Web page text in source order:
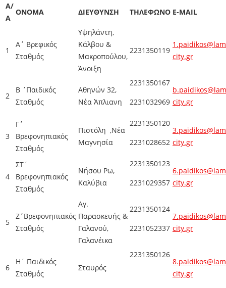
Α/
Α
ΟΝΟΜΑ ΔΙΕΥΘΥΝΣΗ ΤΗΛΕΦΩΝΟ E-MAIL
1
Α΄ Βρεφικός
Σταθμός
Υψηλάντη,
Κάλβου &
Μακροπούλου,
Άνοιξη
2231350119
city.gr
2
Β ΄Παιδικός
Σταθμός
Αθηνών 32,
Νέα Άπλιανη
2231350167
2231032969 city.gr
3
Γ΄
Βρεφονηπιακός
Σταθμός
Πιστόλη ,Νέα
Μαγνησία
2231350120
2231028652 city.gr
4
ΣΤ΄
Βρεφονηπιακός
Σταθμός
Νήσου Ρω,
Καλύβια
2231350123
2231029357 city.gr
5
Ζ΄Βρεφονηπιακός
Σταθμός
Αγ.
Παρασκευής &
Γαλανού,
Γαλανέικα
2231350124
2231052337 city.gr
6
Η΄ Παιδικός
Σταθμός
Σταυρός
2231350126
city.gr